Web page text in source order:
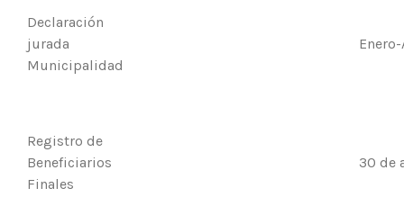
Declaración
jurada
Municipalidad
Registro de
Beneficiarios
Finales
30 de